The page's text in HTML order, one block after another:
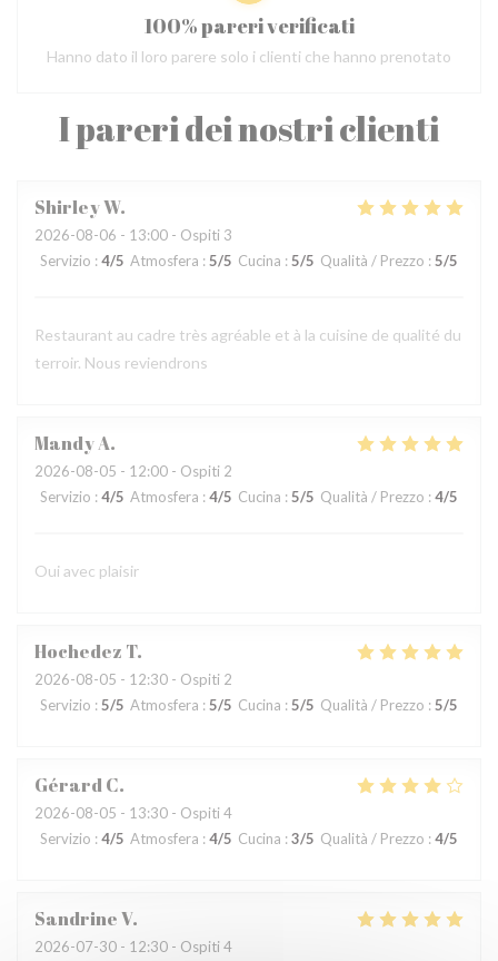
I pareri dei nostri clienti
ShirleyW
2026-08-06 - 13:00 - Ospiti 3
Servizio : 4/5 Atmosfera : 5/5 Cucina : 5/5 Qualità / Prezzo : 5/5
Restaurant au cadre très agréable et à la cuisine de qualité du
terroir. Nous reviendrons
MandyA
2026-08-05 - 12:00 - Ospiti 2
Servizio : 4/5 Atmosfera : 4/5 Cucina : 5/5 Qualità / Prezzo : 4/5
Oui avec plaisir
Hochedez T
2026-08-05 - 12:30 - Ospiti 2
Servizio : 5/5 Atmosfera : 5/5 Cucina : 5/5 Qualità / Prezzo : 5/5
GérardC
2026-08-05 - 13:30 - Ospiti 4
Servizio : 4/5 Atmosfera : 4/5 Cucina : 3/5 Qualità / Prezzo : 4/5
SandrineV
2026-07-30 - 12:30 - Ospiti 4
100% pareri verificati
Hanno dato il loro parere solo i clienti che hanno prenotato